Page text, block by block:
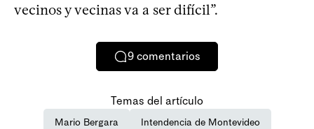
vecinos y vecinas va a ser difícil”.
9 comentarios
Temas del artículo
Mario Bergara Intendencia de Montevideo